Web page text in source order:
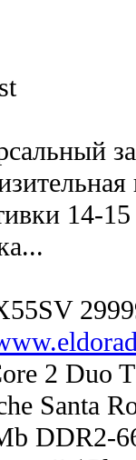
14-
2 Duo
Santa
DDR2-